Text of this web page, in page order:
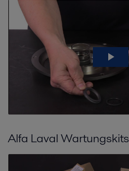
Alfa Laval Wartungskits